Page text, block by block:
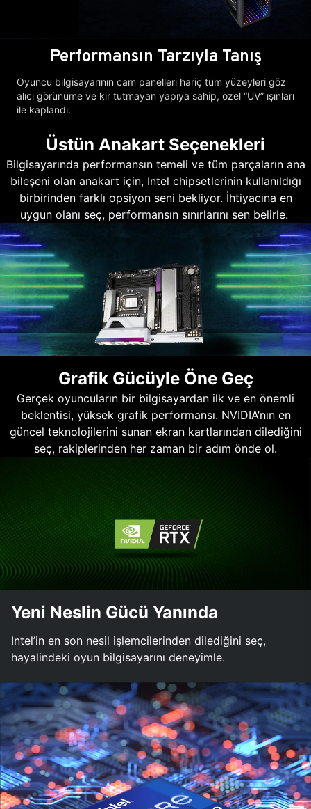
Performansın Tarzıyla Tanış
Oyuncu bilgisayarının cam panelleri hariç tüm yüzeyleri göz
alıcı görünüme ve kir tutmayan yapıya sahip, özel “UV” ışınları
ile kaplandı.
Üstün Anakart Seçenekleri
Bilgisayarında performansın temeli ve tüm parçaların ana
bileşeni olan anakart için, Intel chipsetlerinin kullanıldığı
birbirinden farklı opsiyon seni bekliyor. İhtiyacına en
uygun olanı seç, performansın sınırlarını sen belirle.
Grafik Gücüyle Öne Geç
Gerçek oyuncuların bir bilgisayardan ilk ve en önemli
beklentisi, yüksek grafik performansı. NVIDIA’nın en
güncel teknolojilerini sunan ekran kartlarından dilediğini
seç, rakiplerinden her zaman bir adım önde ol.
Yeni Neslin Gücü Yanında
Intel’in en son nesil işlemcilerinden dilediğini seç,
hayalindeki oyun bilgisayarını deneyimle.